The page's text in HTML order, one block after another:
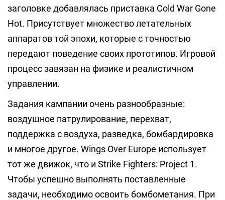
заголовке добавлялась приставка Cold War Gone
Hot. Присутствует множество летательных
аппаратов той эпохи, которые с точностью
передают поведение своих прототипов. Игровой
процесс завязан на физике и реалистичном
управлении.
Задания кампании очень разнообразные:
воздушное патрулирование, перехват,
поддержка с воздуха, разведка, бомбардировка
и многое другое. Wings Over Europe использует
тот же движок, что и Strike Fighters: Project 1.
Чтобы успешно выполнять поставленные
задачи, необходимо освоить бомбометания. При